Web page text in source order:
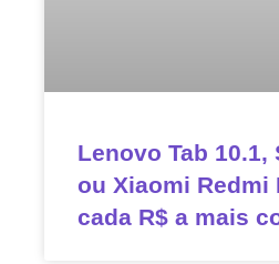
Lenovo Tab 10.1,
ou Xiaomi Redmi
cada R$ a mais